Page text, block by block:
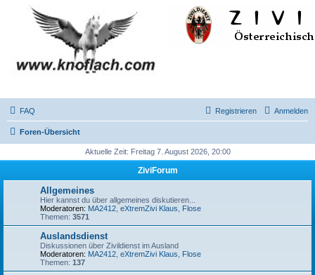
FAQ Anmelden
Registrieren
Foren-Übersicht
Aktuelle Zeit: Freitag 7. August 2026, 20:00
ZiviForum
Allgemeines
Hier kannst du über allgemeines diskutieren...
Moderatoren: MA2412 eXtremZivi Klaus
Flose
Themen: 3571
Auslandsdienst
Diskussionen über Zivildienst im Ausland
Moderatoren: MA2412 eXtremZivi Klaus
Flose
Themen: 137